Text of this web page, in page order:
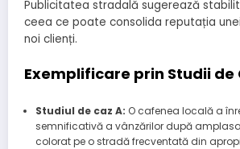
Publicitatea stradală sugerează
ceea ce poate consolida reputația
noi clienți.
Exemplificare prin Studii de
Studiul de caz A: O cafenea locală a
semnificativă a vânzărilor după
colorat pe o stradă frecventată din